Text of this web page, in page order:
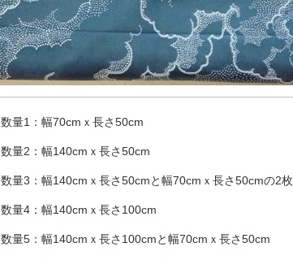
数量1：幅70cmｘ長さ50cm
数量2：幅140cmｘ長さ50cm
数量3：幅140cmｘ長さ50cmと幅70cmｘ長さ50cmの2枚
数量4：幅140cmｘ長さ100cm
数量5：幅140cmｘ長さ100cmと幅70cmｘ長さ50cm